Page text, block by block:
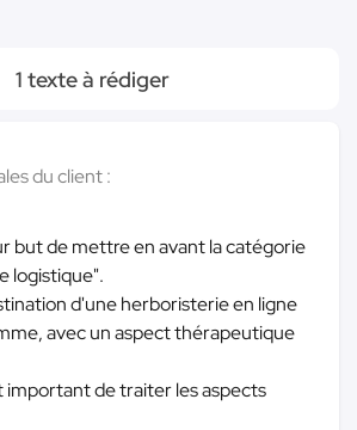
1 texte à rédiger
du client :
but de mettre en avant la catégorie
logistique".
d'une herboristerie en ligne
avec un aspect thérapeutique
important de traiter les aspects